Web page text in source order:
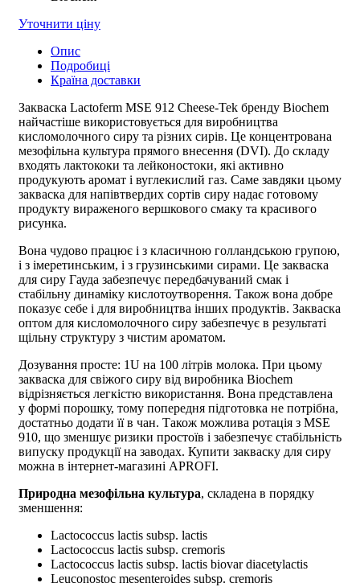
Уточнити ціну
Опис
Подробиці
Країна доставки
Закваска Lactoferm MSE 912 Cheese-Tek бренду Biochem
найчастіше використовується для виробництва
кисломолочного сиру та різних сирів. Це концентрована
мезофільна культура прямого внесення (DVI). До складу
входять лактококи та лейконостоки, які активно
продукують аромат і вуглекислий газ. Саме завдяки цьому
закваска для напівтвердих сортів сиру надає готовому
продукту вираженого вершкового смаку та красивого
рисунка.
Вона чудово працює і з класичною голландською групою,
і з імеретинським, і з грузинськими сирами. Це закваска
для сиру Гауда забезпечує передбачуваний смак і
стабільну динаміку кислотоутворення. Також вона добре
показує себе і для виробництва інших продуктів. Закваска
оптом для кисломолочного сиру забезпечує в результаті
щільну структуру з чистим ароматом.
Дозування просте: 1U на 100 літрів молока. При цьому
закваска для свіжого сиру від виробника Biochem
відрізняється легкістю використання. Вона представлена
у формі порошку, тому попередня підготовка не потрібна,
достатньо додати її в чан. Також можлива ротація з MSE
910, що зменшує ризики простоїв і забезпечує стабільність
випуску продукції на заводах. Купити закваску для сиру
можна в інтернет-магазині APROFI.
Природна мезофільна культура, складена в порядку
зменшення:
Lactococcus lactis subsp. lactis
Lactococcus lactis subsp. cremoris
Lactococcus lactis subsp. lactis biovar diacetylactis
Leuconostoc mesenteroides subsp. cremoris